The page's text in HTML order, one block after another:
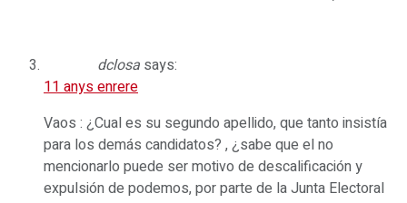
dclosa says:
11 anys enrere
Vaos : ¿Cual es su segundo apellido, que tanto insistía
para los demás candidatos? , ¿sabe que el no
mencionarlo puede ser motivo de descalificación y
expulsión de podemos, por parte de la Junta Electoral